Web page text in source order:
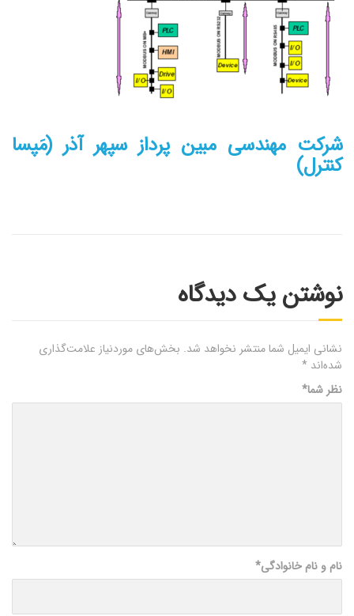
شرکت مهندسی مبین پرداز سپهر آذر (مَپسا
کنترل)
نوشتن یک دیدگاه
نشانی ایمیل شما منتشر نخواهد شد. بخش‌های موردنیاز علامت‌گذاری
شده‌اند *
نظر شما*
نام و نام خانوادگی*